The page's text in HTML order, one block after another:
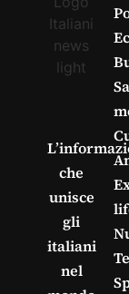
che
unisce
gli
italiani
nel